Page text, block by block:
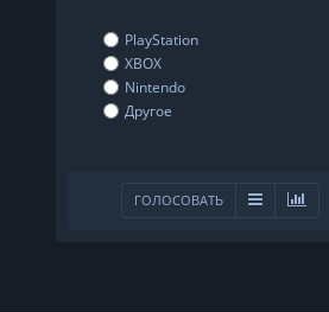
PlayStation
XBOX
Nintendo
Другое
ГОЛОСОВАТЬ